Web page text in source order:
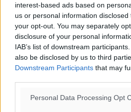
interest-based ads based on
us or personal information
your opt-out. You may separately
disclosure of your personal
IAB’s list of downstream
also be disclosed by us to third
Downstream Participants that may
Personal Data Processing Opt
27.07.17, 18:38